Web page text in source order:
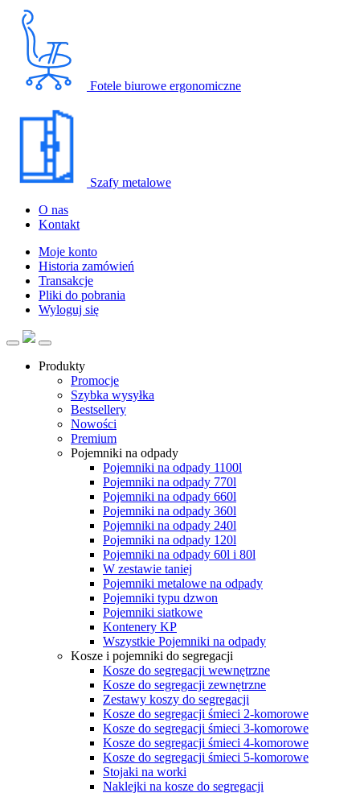
Fotele biurowe ergonomiczne
Szafy metalowe
O nas
Kontakt
Moje konto
Historia zamówień
Transakcje
Pliki do pobrania
Wyloguj się
Produkty
Promocje
Szybka wysyłka
Bestsellery
Nowości
Premium
Pojemniki na odpady
Pojemniki na odpady 1100l
Pojemniki na odpady 770l
Pojemniki na odpady 660l
Pojemniki na odpady 360l
Pojemniki na odpady 240l
Pojemniki na odpady 120l
Pojemniki na odpady 60l i 80l
W zestawie taniej
Pojemniki metalowe na odpady
Pojemniki typu dzwon
Pojemniki siatkowe
Kontenery KP
Wszystkie Pojemniki na odpady
Kosze i pojemniki do segregacji
Kosze do segregacji wewnętrzne
Kosze do segregacji zewnętrzne
Zestawy koszy do segregacji
Kosze do segregacji śmieci 2-komorowe
Kosze do segregacji śmieci 3-komorowe
Kosze do segregacji śmieci 4-komorowe
Kosze do segregacji śmieci 5-komorowe
Stojaki na worki
Naklejki na kosze do segregacji